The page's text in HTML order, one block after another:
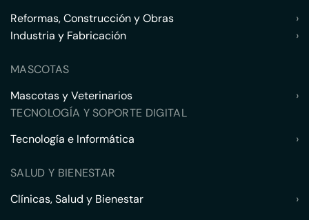
Reformas, Construcción y Obras
›
Industria y Fabricación
›
MASCOTAS
Mascotas y Veterinarios
›
TECNOLOGÍA Y SOPORTE DIGITAL
Tecnología e Informática
›
SALUD Y BIENESTAR
Clínicas, Salud y Bienestar
›